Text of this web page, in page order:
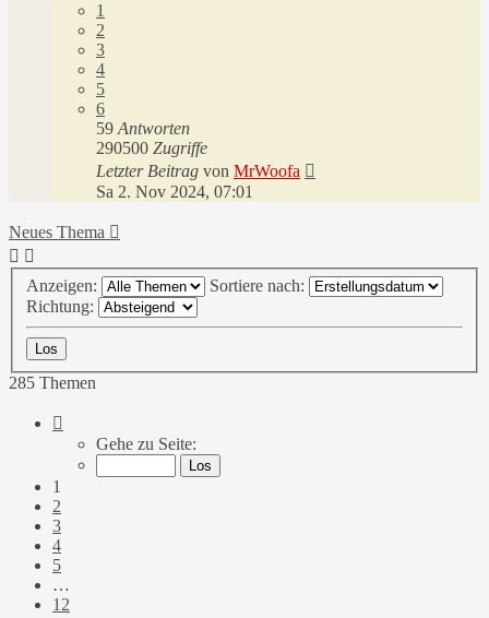
1
2
3
4
5
6
59 Antworten
290500 Zugriffe
Letzter Beitrag von MrWoofa
Sa 2. Nov 2024, 07:01
Neues Thema
Anzeigen:
Sortiere nach:
Richtung:
285 Themen
von
Gehe zu Seite:
1
2
3
4
5
…
12